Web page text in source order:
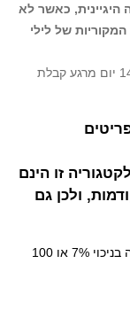
כאשר לא
של לילי
ניתן לבצע החלפה\החזרה בחנות שלנו עד 14 יום מרגע קבלת
זו הינם
ולכן גם
בהתאם לחוק הגנת הצרכן, החזר כספי יהיה בניכוי 7% או 100